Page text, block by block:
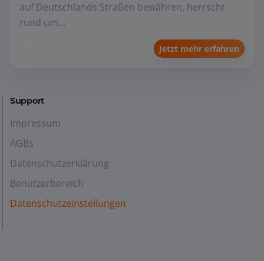
auf Deutschlands Straßen bewähren, herrscht
rund um...
Jetzt mehr erfahren
Support
Impressum
AGBs
Datenschutzerklärung
Benutzerbereich
Datenschutzeinstellungen